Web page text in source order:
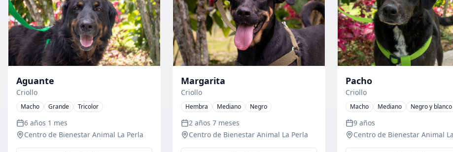
Aguante
Criollo
Macho Grande Tricolor
6 años 1 mes
Centro de Bienestar Animal La Perla
Margarita
Criollo
Hembra Mediano Negro
2 años 7 meses
Centro de Bienestar Animal La Perla
Pacho
Criollo
Macho Mediano Negro y blanco
9 años
Centro de Bienestar Animal